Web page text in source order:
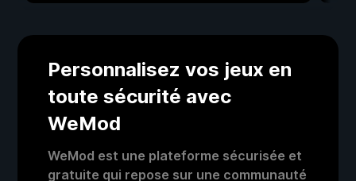
Personnalisez vos jeux en
toute sécurité avec
WeMod
WeMod est une plateforme sécurisée et
gratuite qui repose sur une communauté